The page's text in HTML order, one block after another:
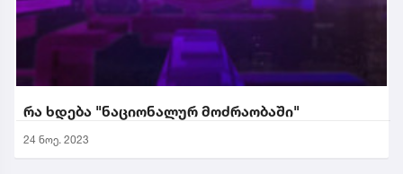
რა ხდება "ნაციონალურ მოძრაობაში"
24 ნოე. 2023